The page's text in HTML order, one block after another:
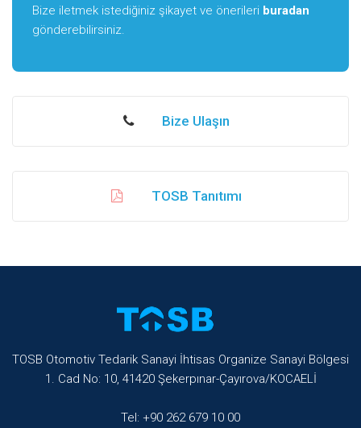
Bize iletmek istediğiniz şikayet ve önerileri buradan
gönderebilirsiniz.
Bize Ulaşın
TOSB Tanıtımı
TOSB Otomotiv Tedarik Sanayi İhtisas Organize Sanayi Bölgesi
1. Cad No: 10, 41420 Şekerpınar-Çayırova/KOCAELİ
Tel: +90 262 679 10 00